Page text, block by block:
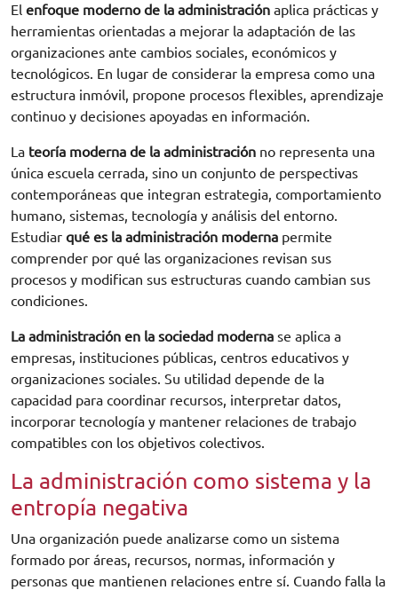
El enfoque moderno de la administración aplica prácticas y
herramientas orientadas a mejorar la adaptación de las
organizaciones ante cambios sociales, económicos y
tecnológicos. En lugar de considerar la empresa como una
estructura inmóvil, propone procesos flexibles, aprendizaje
continuo y decisiones apoyadas en información.
La teoría moderna de la administración no representa una
única escuela cerrada, sino un conjunto de perspectivas
contemporáneas que integran estrategia, comportamiento
humano, sistemas, tecnología y análisis del entorno.
Estudiar qué es la administración moderna permite
comprender por qué las organizaciones revisan sus
procesos y modifican sus estructuras cuando cambian sus
condiciones.
La administración en la sociedad moderna se aplica a
empresas, instituciones públicas, centros educativos y
organizaciones sociales. Su utilidad depende de la
capacidad para coordinar recursos, interpretar datos,
incorporar tecnología y mantener relaciones de trabajo
compatibles con los objetivos colectivos.
La administración como sistema y la
entropía negativa
Una organización puede analizarse como un sistema
formado por áreas, recursos, normas, información y
personas que mantienen relaciones entre sí. Cuando falla la